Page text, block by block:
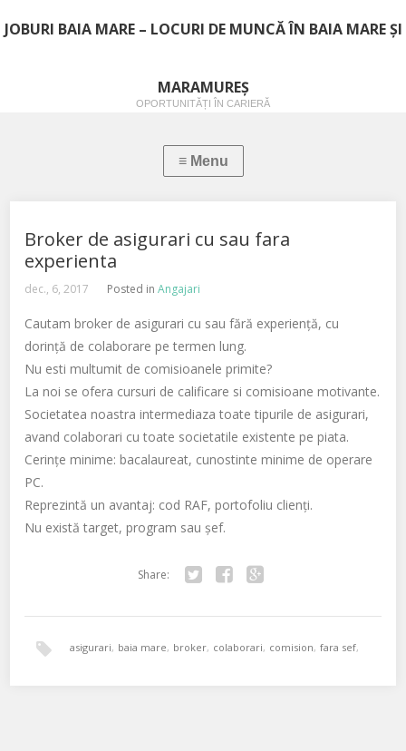
JOBURI BAIA MARE – LOCURI DE MUNCĂ ÎN BAIA MARE ȘI
MARAMUREȘ
OPORTUNITĂȚI ÎN CARIERĂ
Broker de asigurari cu sau fara
experienta
dec., 6, 2017 Posted inAngajari
Cautam broker de asigurari cu sau fără experiență, cu
dorință de colaborare pe termen lung.
Nu esti multumit de comisioanele primite?
La noi se ofera cursuri de calificare si comisioane motivante.
Societatea noastra intermediaza toate tipurile de asigurari,
avand colaborari cu toate societatile existente pe piata.
Cerințe minime: bacalaureat, cunostinte minime de operare
PC.
Reprezintă un avantaj: cod RAF, portofoliu clienți.
Nu există target, program sau șef.
Share:
asigurari, baia mare, broker, colaborari, comision, fara sef,